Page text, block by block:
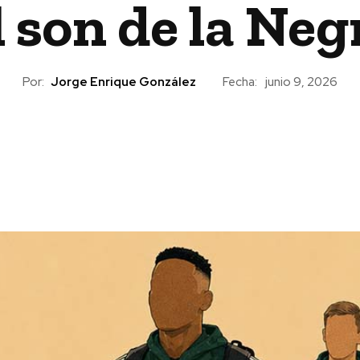
son de la
Por: Jorge Enrique González Fecha: junio 9, 2026